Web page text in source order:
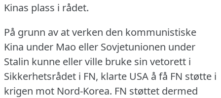
Kinas plass i rådet.
På grunn av at verken den kommunistiske
Kina under Mao eller Sovjetunionen under
Stalin kunne eller ville bruke sin vetorett i
Sikkerhetsrådet i FN, klarte USA å få FN støtte i
krigen mot Nord-Korea. FN støttet dermed